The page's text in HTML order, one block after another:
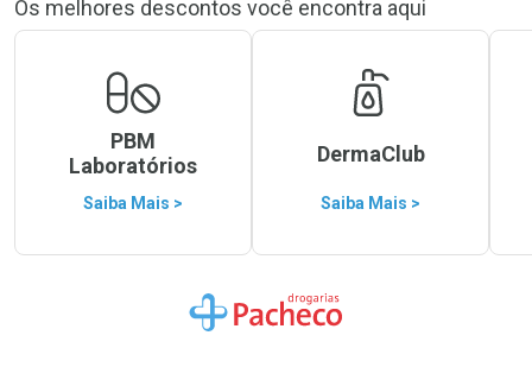
Os melhores descontos você encontra aqui
PBM
Laboratórios
Saiba Mais >
DermaClub
Saiba Mais >
Ir para a Home